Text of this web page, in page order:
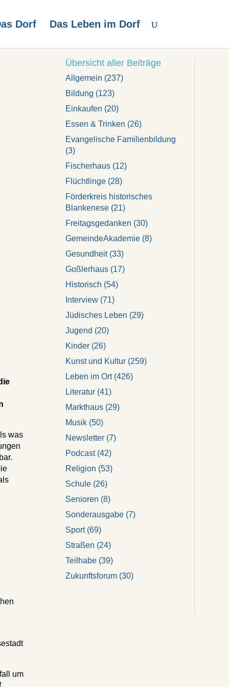
Dorf Das Leben im Dorf
was
um
Übersicht aller Beiträge
Allgemein (237)
Bildung (123)
Einkaufen (20)
Essen & Trinken (26)
Evangelische Familienbildung
(3)
Fischerhaus (12)
Flüchtlinge (28)
Förderkreis historisches
Blankenese (21)
Freitagsgedanken (30)
GemeindeAkademie (8)
Gesundheit(33)
Goßlerhaus (17)
Historisch (54)
Interview (71)
Jüdisches Leben (29)
Jugend (20)
Kinder (26)
Kunst und Kultur (259)
Leben im Ort(426)
Literatur (41)
Markthaus (29)
Musik (50)
Newsletter (7)
Podcast(42)
Religion (53)
Schule (26)
Senioren (8)
Sonderausgabe (7)
Sport(69)
Straßen (24)
Teilhabe (39)
Zukunftsforum (30)